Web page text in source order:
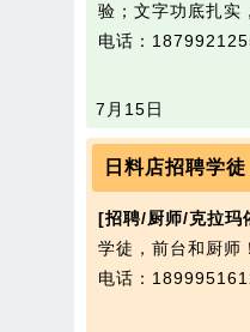
验；文字功底扎实
电话：
7月15日
日料店招聘学
[招聘/厨师/克拉玛
学徒，前台和厨师！
电话：